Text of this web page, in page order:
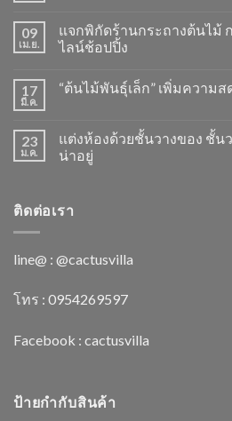
09
เม.ย.
แจกพิกัดร้านกระถางต้นไม้
ไลน์ช้อปปิ้ง
17
มี.ค.
“ต้นไม้พันธุ์เล็ก” เพิ่มความ
23
ม.ค.
แต่งห้องด้วยชั้นวางของ ชั้น
น่าอยู่
ติดต่อเรา
line@ : @cactusvilla
โทร : 0954269597
Facebook : cactusvilla
ป้ายกำกับสินค้า